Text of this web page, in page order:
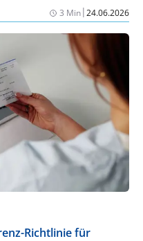
B.-Digitec als
vollständig digital
und 3D-Druck
gefertigt und
an die Patient:innen
so zu einem digitalen
und
und modern
3 Min|24.06.2026
Richtlinie für